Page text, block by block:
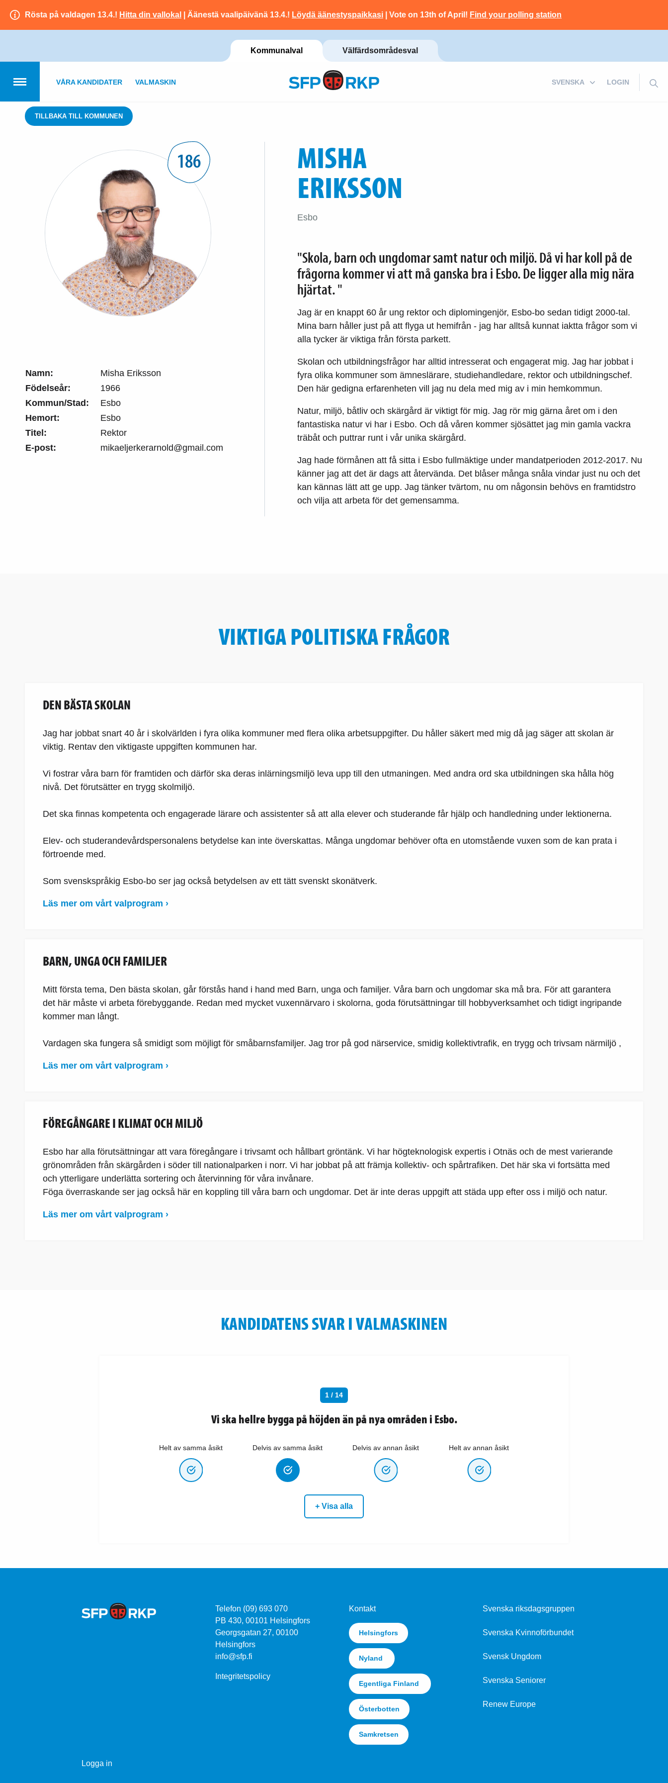
Rösta på valdagen 13.4.! Hitta din vallokal | Äänestä vaalipäivänä 13.4.! Löydä äänestyspaikkasi | Vote on 13th of April! Find your polling station
Kommunalval Välfärdsområdesval
LOGIN
VÅRA KANDIDATER VALMASKIN
TILLBAKA TILL KOMMUNEN
186
Namn:
Misha Eriksson
Födelseår:
1966
Kommun/Stad:
Esbo
Hemort:
Esbo
Titel:
Rektor
E-post:
mikaeljerkerarnold@gmail.com
MISHA
ERIKSSON
Esbo
"Skola, barn och ungdomar samt natur och miljö. Då vi har koll på de
frågorna kommer vi att må ganska bra i Esbo. De ligger alla mig nära
hjärtat. "
Jag är en knappt 60 år ung rektor och diplomingenjör, Esbo-bo sedan tidigt 2000-tal.
Mina barn håller just på att flyga ut hemifrån - jag har alltså kunnat iaktta frågor som vi
alla tycker är viktiga från första parkett.
Skolan och utbildningsfrågor har alltid intresserat och engagerat mig. Jag har jobbat i
fyra olika kommuner som ämneslärare, studiehandledare, rektor och utbildningschef.
Den här gedigna erfarenheten vill jag nu dela med mig av i min hemkommun.
Natur, miljö, båtliv och skärgård är viktigt för mig. Jag rör mig gärna året om i den
fantastiska natur vi har i Esbo. Och då våren kommer sjösättet jag min gamla vackra
träbåt och puttrar runt i vår unika skärgård.
Jag hade förmånen att få sitta i Esbo fullmäktige under mandatperioden 2012-2017. Nu
känner jag att det är dags att återvända. Det blåser många snåla vindar just nu och det
kan kännas lätt att ge upp. Jag tänker tvärtom, nu om någonsin behövs en framtidstro
och vilja att arbeta för det gemensamma.
VIKTIGA POLITISKA FRÅGOR
DEN BÄSTA SKOLAN
Jag har jobbat snart 40 år i skolvärlden i fyra olika kommuner med flera olika arbetsuppgifter. Du håller säkert med mig då jag säger att skolan är
viktig. Rentav den viktigaste uppgiften kommunen har.
Vi fostrar våra barn för framtiden och därför ska deras inlärningsmiljö leva upp till den utmaningen. Med andra ord ska utbildningen ska hålla hög
nivå. Det förutsätter en trygg skolmiljö.
Det ska finnas kompetenta och engagerade lärare och assistenter så att alla elever och studerande får hjälp och handledning under lektionerna.
Elev- och studerandevårdspersonalens betydelse kan inte överskattas. Många ungdomar behöver ofta en utomstående vuxen som de kan prata i
förtroende med.
Som svenskspråkig Esbo-bo ser jag också betydelsen av ett tätt svenskt skonätverk.
Läs mer om vårt valprogram ›
BARN, UNGA OCH FAMILJER
Mitt första tema, Den bästa skolan, går förstås hand i hand med Barn, unga och familjer. Våra barn och ungdomar ska må bra. För att garantera
det här måste vi arbeta förebyggande. Redan med mycket vuxennärvaro i skolorna, goda förutsättningar till hobbyverksamhet och tidigt ingripande
kommer man långt.
Vardagen ska fungera så smidigt som möjligt för småbarnsfamiljer. Jag tror på god närservice, smidig kollektivtrafik, en trygg och trivsam närmiljö ,
Läs mer om vårt valprogram ›
FÖREGÅNGARE I KLIMAT OCH MILJÖ
Esbo har alla förutsättningar att vara föregångare i trivsamt och hållbart gröntänk. Vi har högteknologisk expertis i Otnäs och de mest varierande
grönområden från skärgården i söder till nationalparken i norr. Vi har jobbat på att främja kollektiv- och spårtrafiken. Det här ska vi fortsätta med
och ytterligare underlätta sortering och återvinning för våra invånare.
Föga överraskande ser jag också här en koppling till våra barn och ungdomar. Det är inte deras uppgift att städa upp efter oss i miljö och natur.
Läs mer om vårt valprogram ›
KANDIDATENS SVAR I VALMASKINEN
1 / 14
Vi ska hellre bygga på höjden än på nya områden i Esbo.
Helt av samma åsikt Delvis av samma åsikt Delvis av annan åsikt Helt av annan åsikt
+ Visa alla
Telefon (09) 693 070
PB 430, 00101 Helsingfors
Georgsgatan 27, 00100
Helsingfors
info@sfp.fi
Integritetspolicy
Kontakt
Helsingfors
Nyland
Egentliga Finland
Österbotten
Samkretsen
Svenska riksdagsgruppen
Svenska Kvinnoförbundet
Svensk Ungdom
Svenska Seniorer
Renew Europe
Logga in